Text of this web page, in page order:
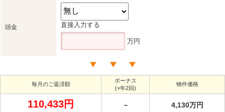
頭金 直接入力する
万円
毎月のご返済額
ボーナス
(×年2回)
物件価格
110,433円 － 4,130万円